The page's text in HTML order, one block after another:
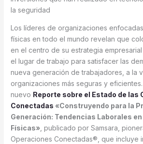
la seguridad
Los líderes de organizaciones
físicas en todo el mundo revelan que
en el centro de su estrategia
el lugar de trabajo para satisfacer las
nueva generación de trabajadores, a la
organizaciones más seguras y
nuevo Reporte sobre el Estado de las
Conectadas «Construyendo para la
Generación: Tendencias Laborales
Físicas», publicado por Samsara,
Operaciones Conectadas®, que incluye